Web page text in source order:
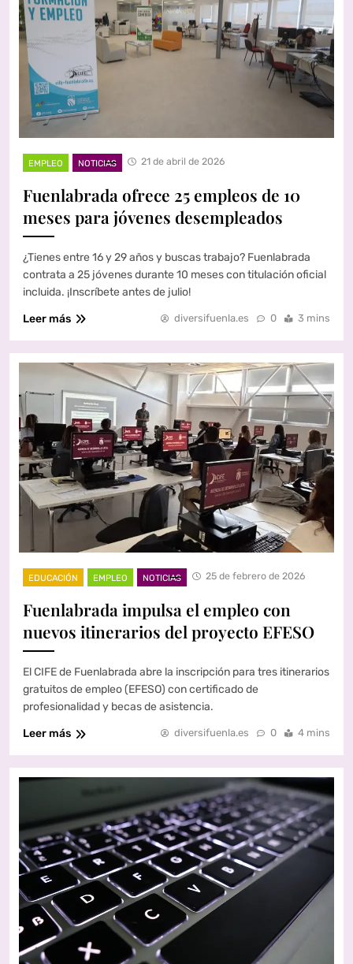
EMPLEO NOTICIAS 21 de abril de 2026
Fuenlabrada ofrece 25 empleos de 10
meses para jóvenes desempleados
¿Tienes entre 16 y 29 años y buscas trabajo? Fuenlabrada
contrata a 25 jóvenes durante 10 meses con titulación oficial
incluida. ¡Inscríbete antes de julio!
Leer más
diversifuenla.es 0 3 mins
EDUCACIÓN EMPLEO NOTICIAS 25 de febrero de 2026
Fuenlabrada impulsa el empleo con
nuevos itinerarios del proyecto EFESO
El CIFE de Fuenlabrada abre la inscripción para tres itinerarios
gratuitos de empleo (EFESO) con certificado de
profesionalidad y becas de asistencia.
Leer más
diversifuenla.es 0 4 mins